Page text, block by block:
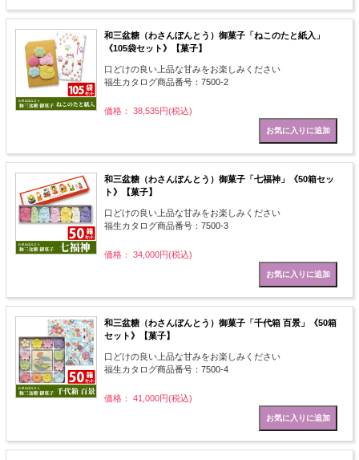
和三盆糖（わさんぼんとう）御菓子「ねこのたと紙入」
《105袋セット》【菓子】
口どけの良い上品な甘みをお楽しみください
福生カタログ商品番号：7500-2
価格： 38,535円(税込)
和三盆糖（わさんぼんとう）御菓子「七福神」《50箱セッ
ト》【菓子】
口どけの良い上品な甘みをお楽しみください
福生カタログ商品番号：7500-3
価格： 34,000円(税込)
和三盆糖（わさんぼんとう）御菓子「千代箱 百景」《50箱
セット》【菓子】
口どけの良い上品な甘みをお楽しみください
福生カタログ商品番号：7500-4
価格： 41,000円(税込)